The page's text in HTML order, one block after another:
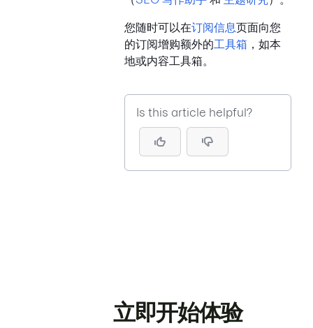
您随时可以在订阅信息页面向您
的订阅增购额外的工具箱 ，如本
地或内容工具箱。
Is this article helpful?
立即开始体验